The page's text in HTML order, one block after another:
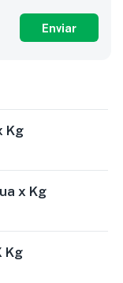
Kg
x Kg
Kg